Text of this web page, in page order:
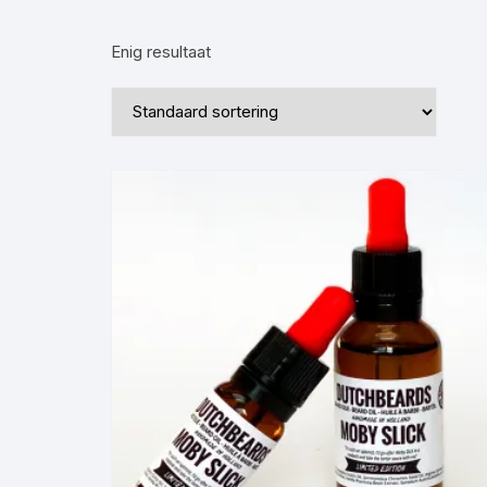
·Haargel·
·Shampoo·
·Shampoo·
·Baardtrimmer·
Enig resultaat